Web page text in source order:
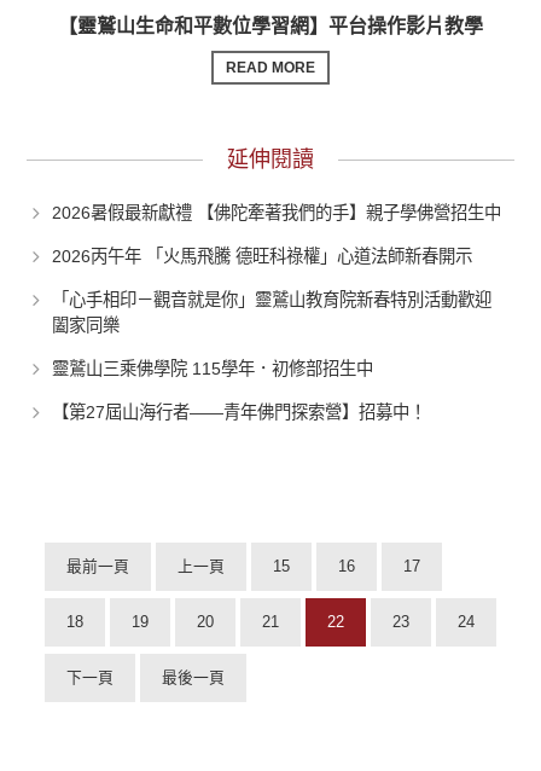
【靈鷲山生命和平數位學習網】平台操作影片教學
READ MORE
延伸閱讀
2026暑假最新獻禮 【佛陀牽著我們的手】親子學佛營招生中
2026丙午年 「火馬飛騰 德旺科祿權」心道法師新春開示
「心手相印－觀音就是你」靈鷲山教育院新春特別活動歡迎
闔家同樂
靈鷲山三乘佛學院 115學年．初修部招生中
【第27屆山海行者——青年佛門探索營】招募中！
最前一頁 上一頁 15 16 17
18 19 20 21 22 23 24
下一頁 最後一頁